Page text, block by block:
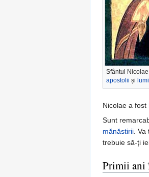
Sfântul Nicolae,
apostolii și
Nicolae a fost
Sunt
mănăstirii .
trebuie să-ți
Primii ani